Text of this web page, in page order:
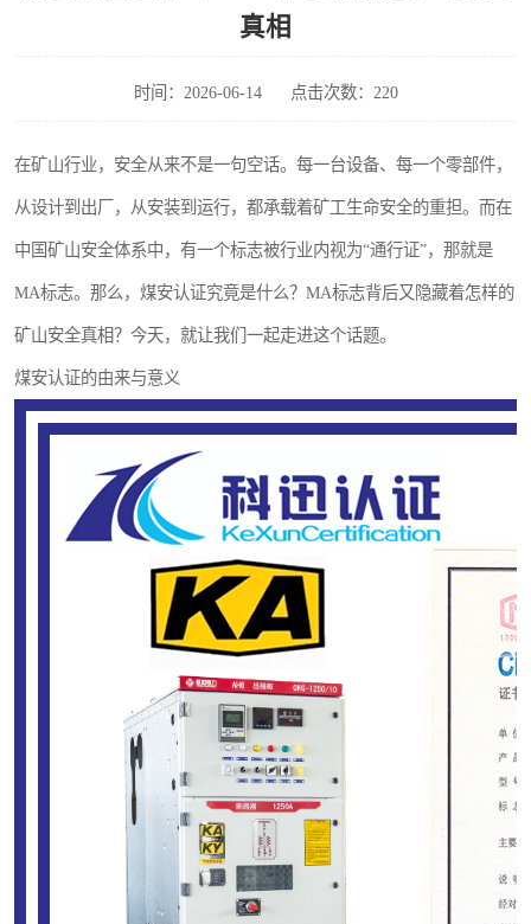
真相
时间：2026-06-14 点击次数：220
在矿山行业，安全从来不是一句空话。每一台设备、每一个零部件，
从设计到出厂，从安装到运行，都承载着矿工生命安全的重担。而在
中国矿山安全体系中，有一个标志被行业内视为“通行证”，那就是
MA标志。那么，煤安认证究竟是什么？MA标志背后又隐藏着怎样的
矿山安全真相？今天，就让我们一起走进这个话题。
煤安认证的由来与意义